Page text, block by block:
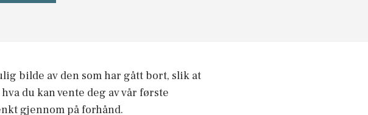
bilde av den som har gått bort, slik at
du kan vente deg av vår første
gjennom på forhånd.